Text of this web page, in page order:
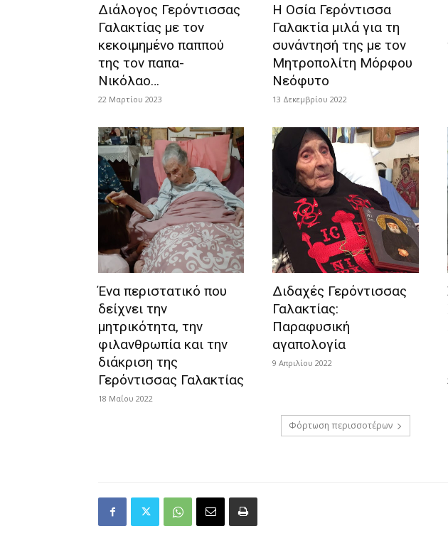
Διάλογος Γερόντισσας
Γαλακτίας με τον
κεκοιμημένο παππού
της τον παπα-
Νικόλαο…
22 Μαρτίου 2023
Η Οσία Γερόντισσα
Γαλακτία μιλά για τη
συνάντησή της με τον
Μητροπολίτη Μόρφου
Νεόφυτο
13 Δεκεμβρίου 2022
Ένα περιστατικό που
δείχνει την
μητρικότητα, την
φιλανθρωπία και την
διάκριση της
Γερόντισσας Γαλακτίας
18 Μαΐου 2022
Διδαχές Γερόντισσας
Γαλακτίας:
Παραφυσική
αγαπολογία
9 Απριλίου 2022
Φόρτωση περισσοτέρων